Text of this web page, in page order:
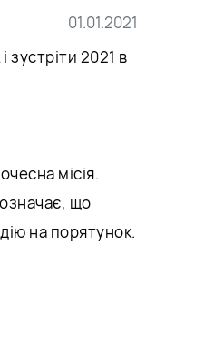
01.01.2021
2021 в
місія.
що
на порятунок.